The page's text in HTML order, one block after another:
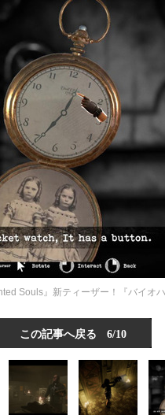
Souls』新ティーザー！『バイオ
この記事へ戻る 6/10